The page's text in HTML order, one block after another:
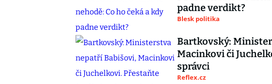
padne verdikt?
Blesk politika
Bartkovský:
Macinkovi či
správci
Reflex.cz